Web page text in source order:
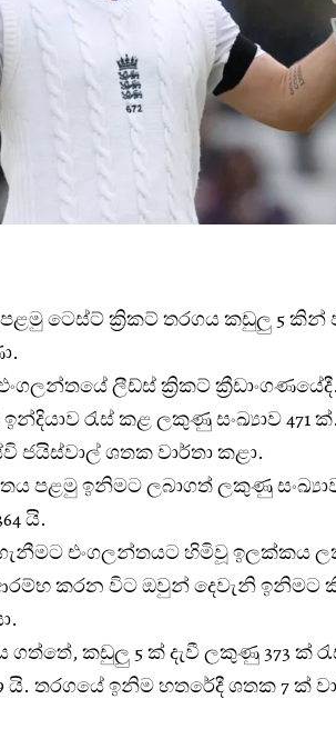
පළමු ටෙස්ට් ක්‍රිකට් තරගය කඩුලු 5 කින්
ලීඩ්ස් ක්‍රිකට් ක්‍රීඩාංගණයේදී.
රැස් කළ ලකුණු සංඛ්‍යාව 471
ජයිස්වාල් ශතක වාර්තා කළා.
පළමු ඉනිමට ලබාගත් ලකුණු
යි.
එංගලන්තයට හිමිවූ ඉලක්කය
කරන විට ඔවුන් දෙවැනි ඉනිමට
කඩුලු 5 ක් දැවී ලකුණු 373 ක්
තරගයේ ඉනිම හතරේදී ශතක 7 ක්